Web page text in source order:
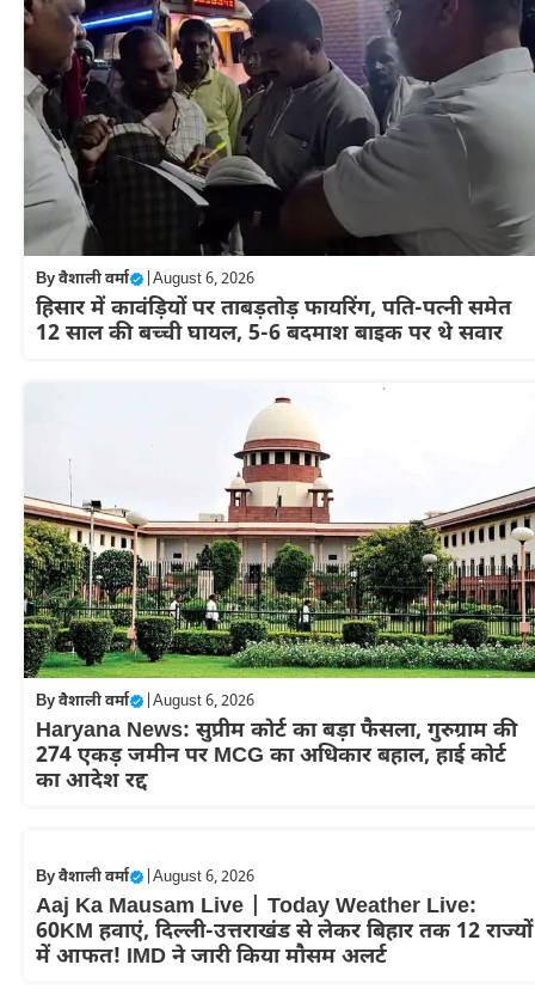
Byवैशाली वर्मा August 6, 2026
हिसार में कावंड़ियों पर ताबड़तोड़ फायरिंग, पति-पत्नी समेत
12 साल की बच्ची घायल, 5-6 बदमाश बाइक पर थे सवार
Byवैशाली वर्मा August 6, 2026
Haryana News: सुप्रीम कोर्ट का बड़ा फैसला, गुरुग्राम की
274 एकड़ जमीन पर MCG का अधिकार बहाल, हाई कोर्ट
का आदेश रद्द
Byवैशाली वर्मा August 6, 2026
Aaj Ka Mausam Live | Today Weather Live:
60KM हवाएं, दिल्ली-उत्तराखंड से लेकर बिहार तक 12 राज्यों
में आफत! IMD ने जारी किया मौसम अलर्ट